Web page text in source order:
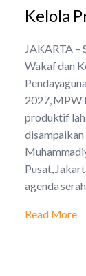
Kelola
JAKARTA –
Wakaf dan
2027, MPW
produktif
disampaikan
Pusat,
agenda
Read More